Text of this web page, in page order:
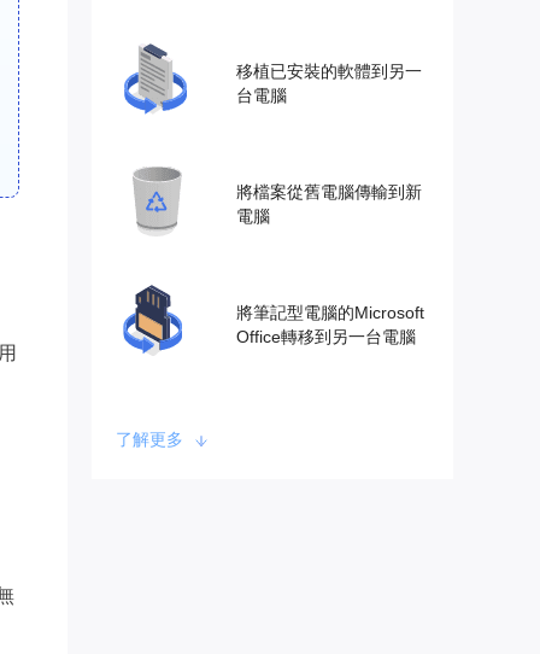
移植已安裝的軟體到另一
台電腦
將檔案從舊電腦傳輸到新
電腦
將筆記型電腦的Microsoft
Office轉移到另一台電腦
了解更多